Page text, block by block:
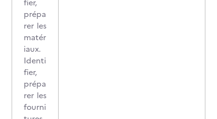
fier,
prépa
rer les
matér
iaux.
Identi
fier,
prépa
rer les
fourni